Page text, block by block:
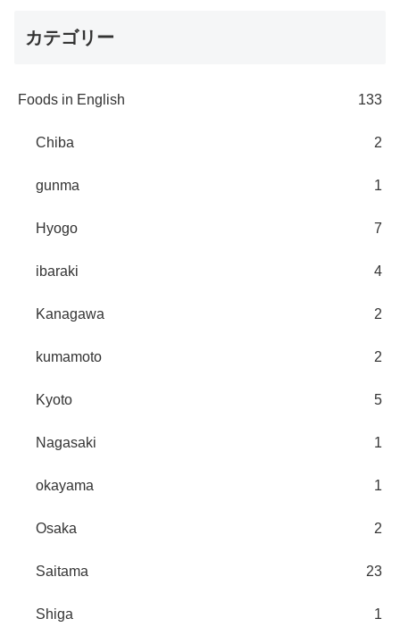
カテゴリー
Foods in English 133
Chiba 2
gunma 1
Hyogo 7
ibaraki 4
Kanagawa 2
kumamoto 2
Kyoto 5
Nagasaki 1
okayama 1
Osaka 2
Saitama 23
Shiga 1